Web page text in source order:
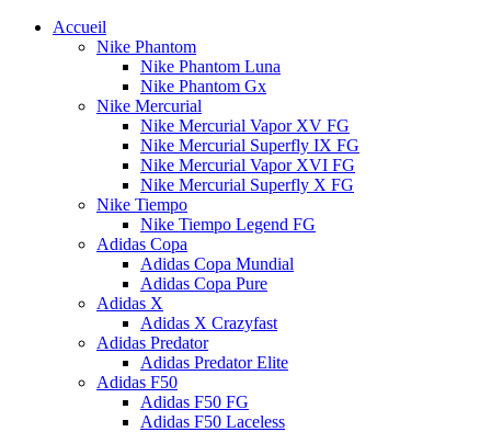
Accueil
Nike Phantom
Nike Phantom Luna
Nike Phantom Gx
Nike Mercurial
Nike Mercurial Vapor XV FG
Nike Mercurial Superfly IX FG
Nike Mercurial Vapor XVI FG
Nike Mercurial Superfly X FG
Nike Tiempo
Nike Tiempo Legend FG
Adidas Copa
Adidas Copa Mundial
Adidas Copa Pure
Adidas X
Adidas X Crazyfast
Adidas Predator
Adidas Predator Elite
Adidas F50
Adidas F50 FG
Adidas F50 Laceless